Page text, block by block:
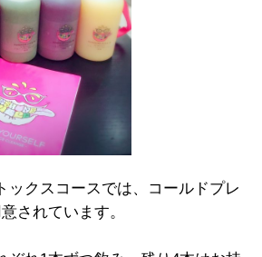
ックスコースでは、コールドプレ
されています。